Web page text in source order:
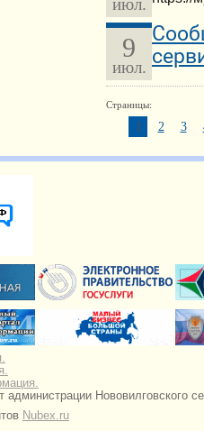
июл.
9
июл.
Страницы:
1 2 3
Нововилговского
Nubex.ru